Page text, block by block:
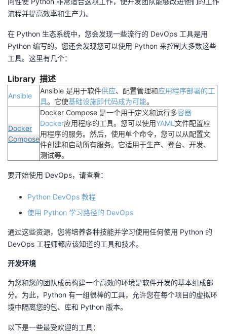
流程并提高效率和生产力。
在 Python 生态系统中，您会发现一些流行的 DevOps 工具是用
Python 编写的。您还会发现您可以使用 Python 来控制大多数这些
工具。这里有几个：
Library 描述
Ansible
Ansible 是用于软件供应、配置管理和应用程序部署的工
具。它使基础设施即代码成为可能。
Docker
Compose
Docker Compose 是一个用于定义和运行多容器
Docker应用程序的工具。您可以使用YAML 文件配置应
用程序的服务。然后，使用单个命令，您可以从配置文
件创建和启动所有服务。它适用于生产、登台、开发、
测试等。
要开始使用 DevOps，请查看：
Python DevOps 教程
使用 Python 学习路径的 DevOps
通过这些资源，您将培养各种技能并学习使用任何使用 Python 的
DevOps 工程师都应该知道的工具和技术。
开发环境
为您和您的团队成员构建一个高效的环境是软件开发的基本组成部
分。为此，Python 有一组很棒的工具，允许您在每个项目的虚拟环
境中隔离您的包、库和 Python 版本。
以下是一些最受欢迎的工具：